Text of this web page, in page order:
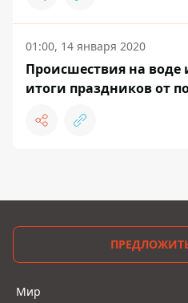
01:00, 14 января 2020
Происшествия на
итоги праздников от
Мир